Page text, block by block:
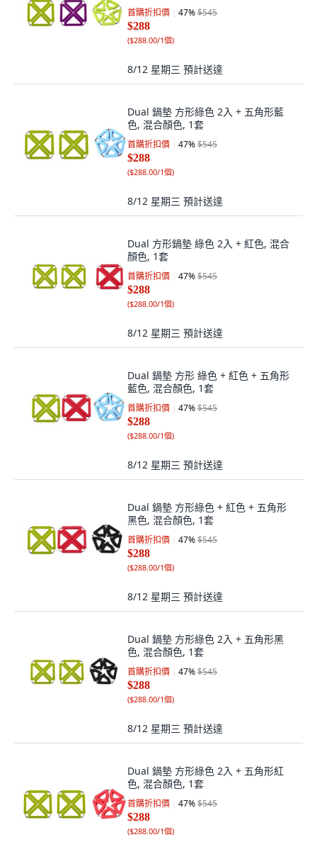
首購折扣價 47%$545
$288
($288.00/1個)
8/12 星期三 預計送達
Dual 鍋墊 方形綠色 2入 + 五角形藍
色, 混合顏色, 1套
首購折扣價 47%$545
$288
($288.00/1個)
8/12 星期三 預計送達
Dual 方形鍋墊 綠色 2入 + 紅色, 混合
顏色, 1套
首購折扣價 47%$545
$288
($288.00/1個)
8/12 星期三 預計送達
Dual 鍋墊 方形 綠色 + 紅色 + 五角形
藍色, 混合顏色, 1套
首購折扣價 47%$545
$288
($288.00/1個)
8/12 星期三 預計送達
Dual 鍋墊 方形綠色 + 紅色 + 五角形
黑色, 混合顏色, 1套
首購折扣價 47%$545
$288
($288.00/1個)
8/12 星期三 預計送達
Dual 鍋墊 方形綠色 2入 + 五角形黑
色, 混合顏色, 1套
首購折扣價 47%$545
$288
($288.00/1個)
8/12 星期三 預計送達
Dual 鍋墊 方形綠色 2入 + 五角形紅
色, 混合顏色, 1套
首購折扣價 47%$545
$288
($288.00/1個)